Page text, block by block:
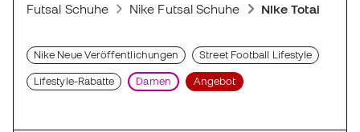
Futsal Schuhe Nike Futsal Schuhe Nike Total 90
Nike Neue Veröffentlichungen Street Football Lifestyle
Lifestyle-Rabatte Damen Angebot